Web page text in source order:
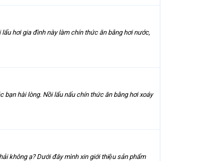
hơi gia đình này làm chín thức ăn bằng hơi nước,
hài lòng. Nồi lẩu nấu chín thức ăn bằng hơi xoáy
không ạ? Dưới đây mình xin giới thiệu sản phẩm